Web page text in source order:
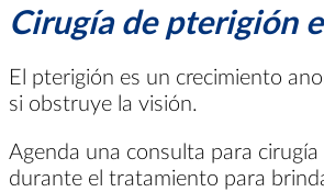
Cirugía de pterigión
El pterigión es un crecimiento
si obstruye la visión.
Agenda una consulta para
durante el tratamiento para